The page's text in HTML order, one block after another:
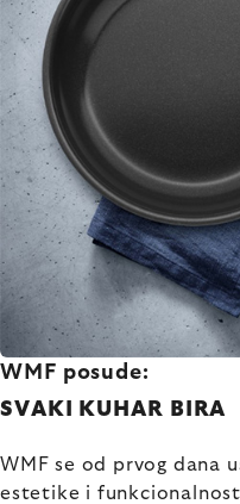
WMF posude:
SVAKI KUHAR BIRA
WMF se od prvog dana
estetike i